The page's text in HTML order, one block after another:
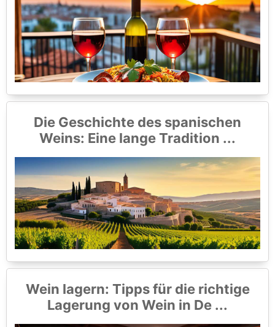
Die Geschichte des spanischen
Weins: Eine lange Tradition ...
Wein lagern: Tipps für die richtige
Lagerung von Wein in De ...